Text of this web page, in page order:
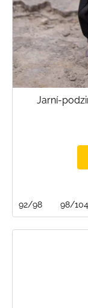
Jarní-
92/98 98/104